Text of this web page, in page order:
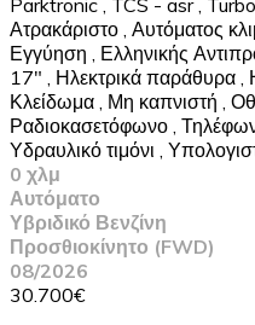
Parktronic , TCS - asr , Turbo
Ατρακάριστο , Αυτόματος
Εγγύηση , Ελληνικής
17" , Ηλεκτρικά παράθυρα ,
Κλείδωμα , Μη καπνιστή ,
Ραδιοκασετόφωνο ,
Υδραυλικό τιμόνι ,
0 χλμ
Αυτόματο
Υβριδικό Βενζίνη
Προσθιοκίνητο (FWD)
08/2026
30.700€